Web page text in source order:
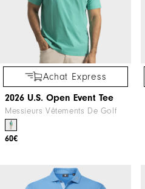
Achat Express
2026 U.S. Open Event Tee
Messieurs Vêtements De Golf
60€